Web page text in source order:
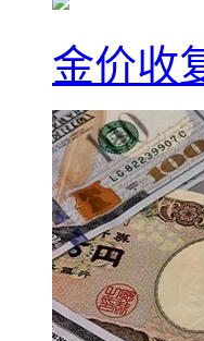
金价收